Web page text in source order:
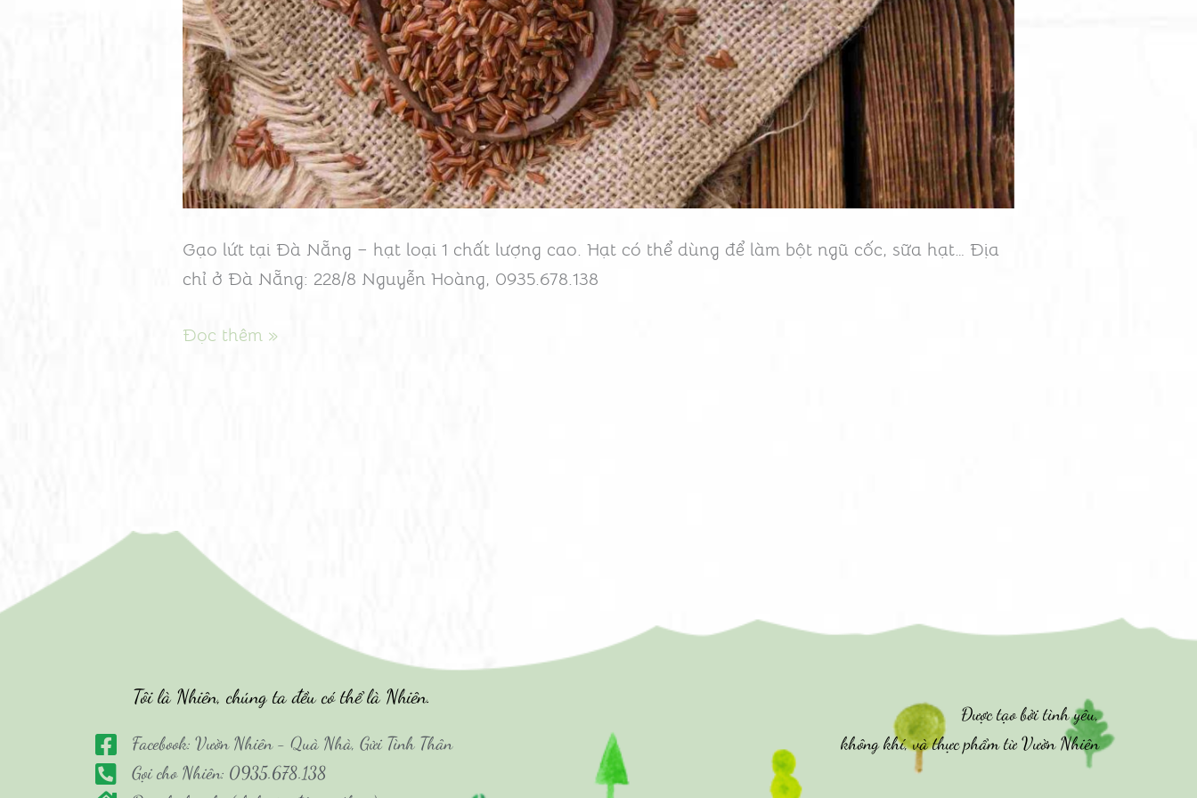
Gạo lứt tại Đà Nẵng – hạt loại 1 chất lượng cao. Hạt có thể dùng để làm bột ngũ cốc, sữa hạt… Địa
chỉ ở Đà Nẵng: 228/8 Nguyễn Hoàng, 0935.678.138
cao
Đọc thêm »
Tôi là Nhiên, chúng ta đều có thể là Nhiên.
Facebook: Vườn Nhiên - Quà Nhà, Gửi Tình Thân
Gọi cho Nhiên: 0935.678.138
Được tạo bởi tình yêu,
không khí, và thực phẩm từ Vườn Nhiên